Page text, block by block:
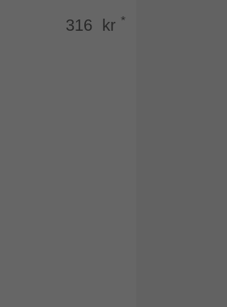
316 kr *